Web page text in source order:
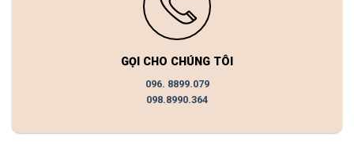
GỌI CHO CHÚNG TÔI
096. 8899.079
098.8990.364